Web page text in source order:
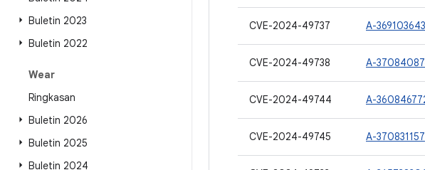
Buletin 2023
Buletin 2022
Wear
Ringkasan
Buletin 2026
Buletin 2025
Buletin 2024
CVE-2024-49737 A-369103643
CVE-2024-49738 A-
CVE-2024-49744 A-
CVE-2024-49745 A-370831157